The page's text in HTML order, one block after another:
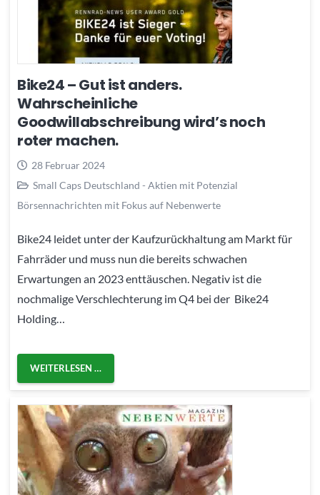
Bike24 – Gut ist anders.
Wahrscheinliche
Goodwillabschreibung wird’s noch
roter machen.
28 Februar 2024
Small Caps Deutschland - Aktien mit Potenzial
Börsennachrichten mit Fokus auf Nebenwerte
Bike24 leidet unter der Kaufzurückhaltung am Markt für
Fahrräder und muss nun die bereits schwachen
Erwartungen an 2023 enttäuschen. Negativ ist die
nochmalige Verschlechterung im Q4 bei der Bike24
Holding…
WEITERLESEN …